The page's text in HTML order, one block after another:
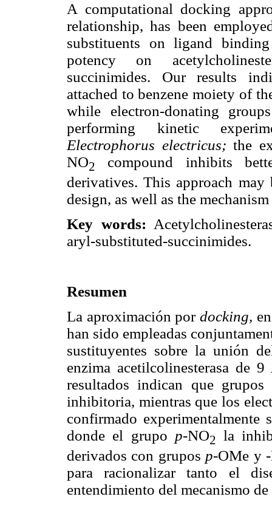
A computational docking
relationship, has been
substituents on ligand
potency on
succinimides. Our results
attached to benzene moiety of
while electron-donating
performing kinetic
Electrophorus electricus; the
NO2
compound inhibits
derivatives. This approach
design, as well as the
Key words:
aryl-substituted-succinimides.
Resumen
La aproximación pordocking,
han sido empleadas
sustituyentes sobre la unión
enzima acetilcolinesterasa de 9
resultados indican que grupos
inhibitoria, mientras que los
confirmado
donde el grupo p-NO2 la
derivados con grupos p-OMe y
para racionalizar tanto el
entendimiento del mecanismo